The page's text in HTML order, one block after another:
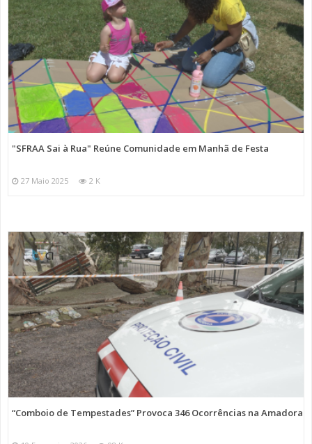
"SFRAA Sai à Rua" Reúne Comunidade em Manhã de Festa
27 Maio 2025 2 K
“Comboio de Tempestades” Provoca 346 Ocorrências na Amadora